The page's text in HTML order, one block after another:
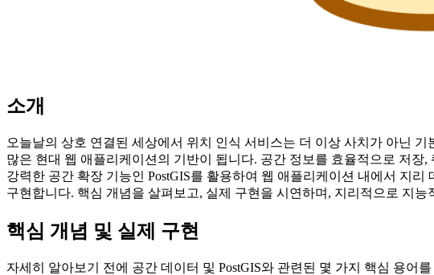
소개
오늘날의 상호 연결된 세상에서 위치 인식 서비스는 더 이상 사치가 아닌
많은 현대 웹 애플리케이션의 기반이 됩니다. 공간 정보를 효율적으로 저장
강력한 공간 확장 기능인 PostGIS를 활용하여 웹 애플리케이션 내에서 지
구현합니다. 핵심 개념을 살펴보고, 실제 구현을 시연하며, 지리적으로 지
핵심 개념 및 실제 구현
자세히 알아보기 전에 공간 데이터 및 PostGIS와 관련된 몇 가지 핵심 용어